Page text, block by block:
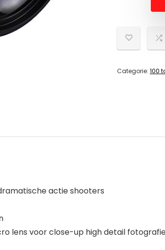
Categorie: 100
actie shooters
lens voor close-up high detail